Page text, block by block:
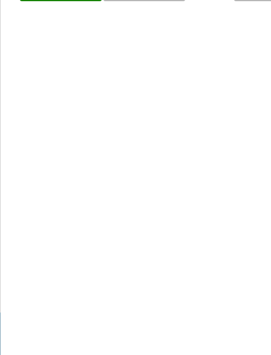
výška 10mm , průměr čepu 30mm/19mm